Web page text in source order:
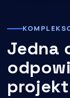
Jedna
projekt